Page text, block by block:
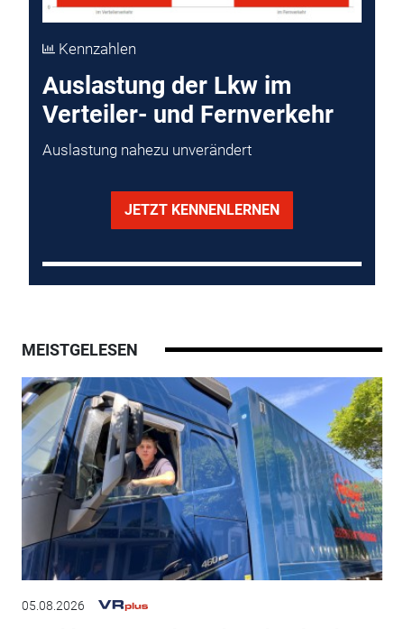
Kennzahlen
Auslastung der Lkw im
Verteiler- und Fernverkehr
Auslastung nahezu unverändert
JETZT KENNENLERNEN
MEISTGELESEN
05.08.2026